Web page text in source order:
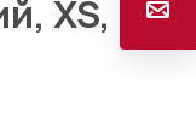
XS,